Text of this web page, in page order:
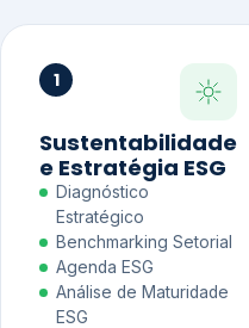
1
Sustentabilidade
e Estratégia ESG
Diagnóstico
Estratégico
Benchmarking Setorial
Agenda ESG
Análise de Maturidade
ESG